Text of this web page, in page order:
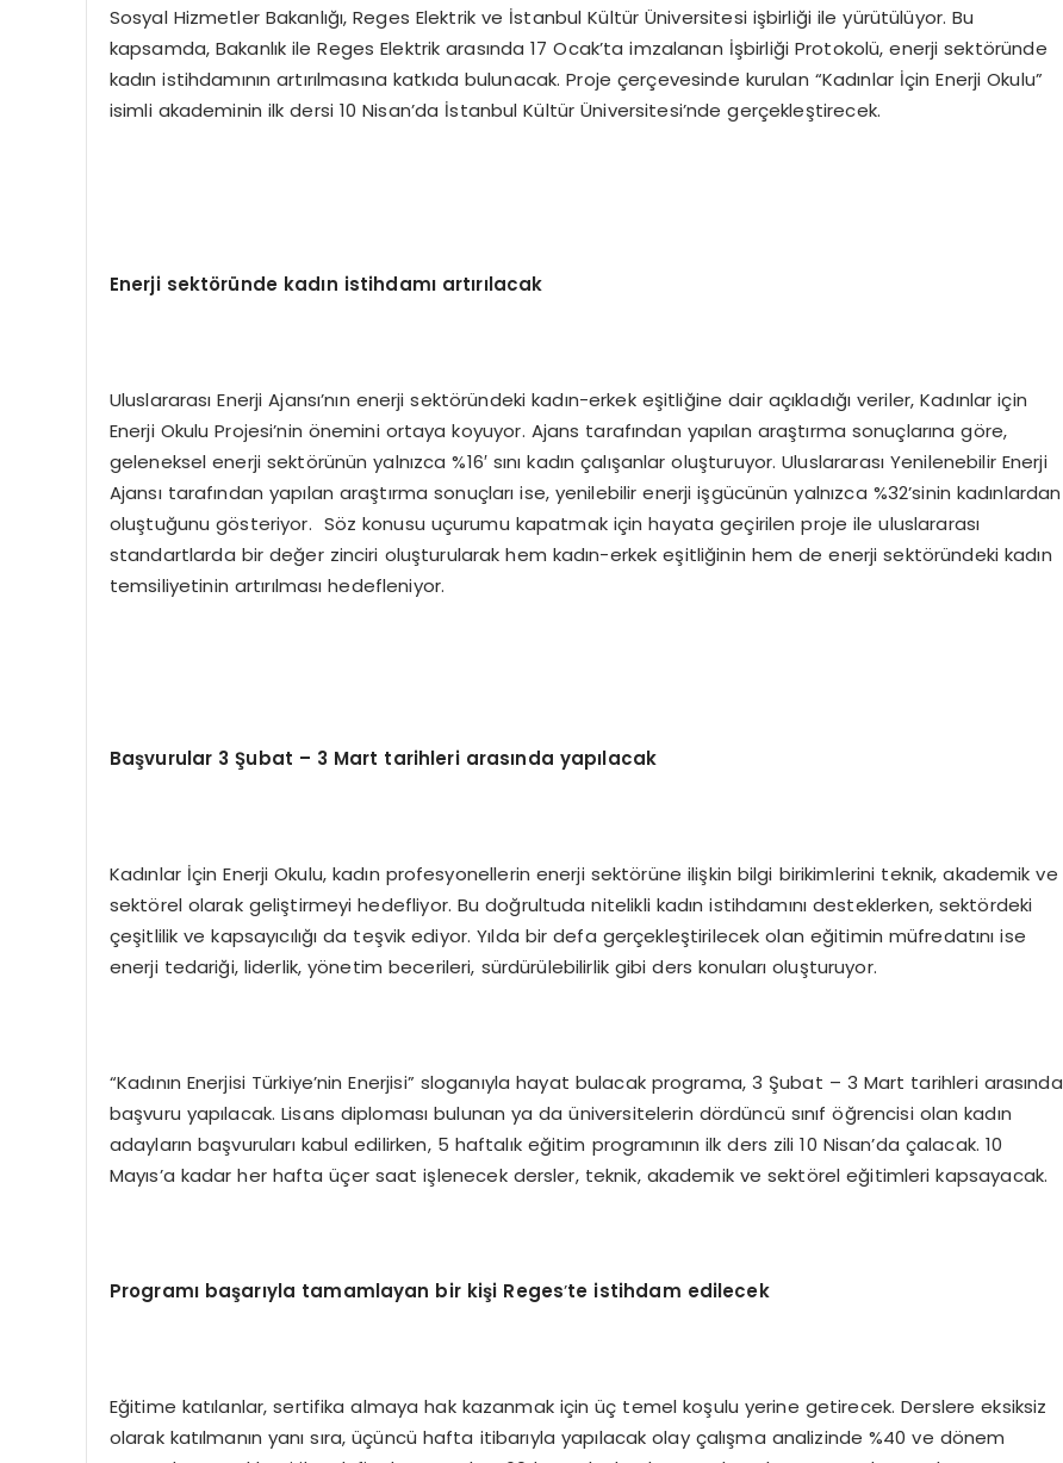
Sosyal Hizmetler Bakanlığı, Reges Elektrik ve İstanbul Kültür Üniversitesi işbirliği ile yürütülüyor. Bu
kapsamda, Bakanlık ile Reges Elektrik arasında 17 Ocak’ta imzalanan İşbirliği Protokolü, enerji sektöründe
kadın istihdamının artırılmasına katkıda bulunacak. Proje çerçevesinde kurulan “Kadınlar İçin Enerji Okulu”
isimli akademinin ilk dersi 10 Nisan’da İstanbul Kültür Üniversitesi’nde gerçekleştirecek.
Enerji sektöründe kadın istihdamı artırılacak
Uluslararası Enerji Ajansı’nın enerji sektöründeki kadın-erkek eşitliğine dair açıkladığı veriler, Kadınlar için
Enerji Okulu Projesi’nin önemini ortaya koyuyor. Ajans tarafından yapılan araştırma sonuçlarına göre,
geleneksel enerji sektörünün yalnızca %16′ sını kadın çalışanlar oluşturuyor. Uluslararası Yenilenebilir Enerji
Ajansı tarafından yapılan araştırma sonuçları ise, yenilebilir enerji işgücünün yalnızca %32’sinin kadınlardan
oluştuğunu gösteriyor. Söz konusu uçurumu kapatmak için hayata geçirilen proje ile uluslararası
standartlarda bir değer zinciri oluşturularak hem kadın-erkek eşitliğinin hem de enerji sektöründeki kadın
temsiliyetinin artırılması hedefleniyor.
Başvurular 3 Şubat – 3 Mart tarihleri arasında yapılacak
Kadınlar İçin Enerji Okulu, kadın profesyonellerin enerji sektörüne ilişkin bilgi birikimlerini teknik, akademik ve
sektörel olarak geliştirmeyi hedefliyor. Bu doğrultuda nitelikli kadın istihdamını desteklerken, sektördeki
çeşitlilik ve kapsayıcılığı da teşvik ediyor. Yılda bir defa gerçekleştirilecek olan eğitimin müfredatını ise
enerji tedariği, liderlik, yönetim becerileri, sürdürülebilirlik gibi ders konuları oluşturuyor.
“Kadının Enerjisi Türkiye’nin Enerjisi” sloganıyla hayat bulacak programa, 3 Şubat – 3 Mart tarihleri arasında
başvuru yapılacak. Lisans diploması bulunan ya da üniversitelerin dördüncü sınıf öğrencisi olan kadın
adayların başvuruları kabul edilirken, 5 haftalık eğitim programının ilk ders zili 10 Nisan’da çalacak. 10
Mayıs’a kadar her hafta üçer saat işlenecek dersler, teknik, akademik ve sektörel eğitimleri kapsayacak.
Programı başarıyla tamamlayan bir kişi Reges’te istihdam edilecek
Eğitime katılanlar, sertifika almaya hak kazanmak için üç temel koşulu yerine getirecek. Derslere eksiksiz
olarak katılmanın yanı sıra, üçüncü hafta itibarıyla yapılacak olay çalışma analizinde %40 ve dönem